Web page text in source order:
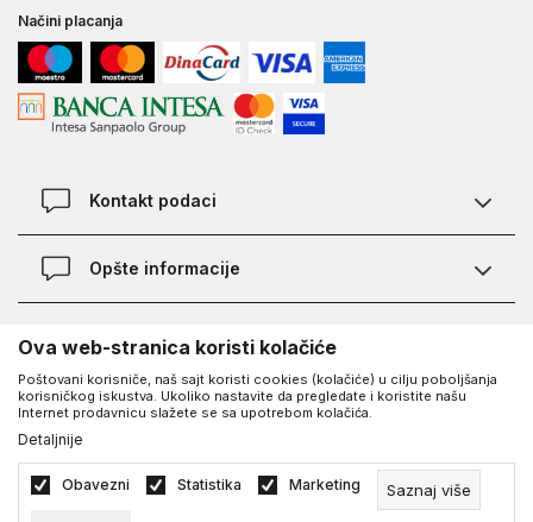
Načini placanja
Kontakt podaci
Chat
Opšte informacije
Najčešća pitanja
Kako kupiti
Načini plaćanja
Zamena veličine i zamena artikla
O Under Armour-u
O nama - priča o UA
Karijera
Blog
UA Social
Facebook
©2026 www.underarmour.rs, Izrada NB SOFT . Sva prava zadržana.
Ova web-stranica koristi kolačiće
Poštovani korisniče, naš sajt koristi cookies (kolačiće) u cilju poboljšanja
korisničkog iskustva. Ukoliko nastavite da pregledate i koristite našu
Internet prodavnicu slažete se sa upotrebom kolačića.
Detaljnije
Obavezni Statistika Marketing Saznaj više